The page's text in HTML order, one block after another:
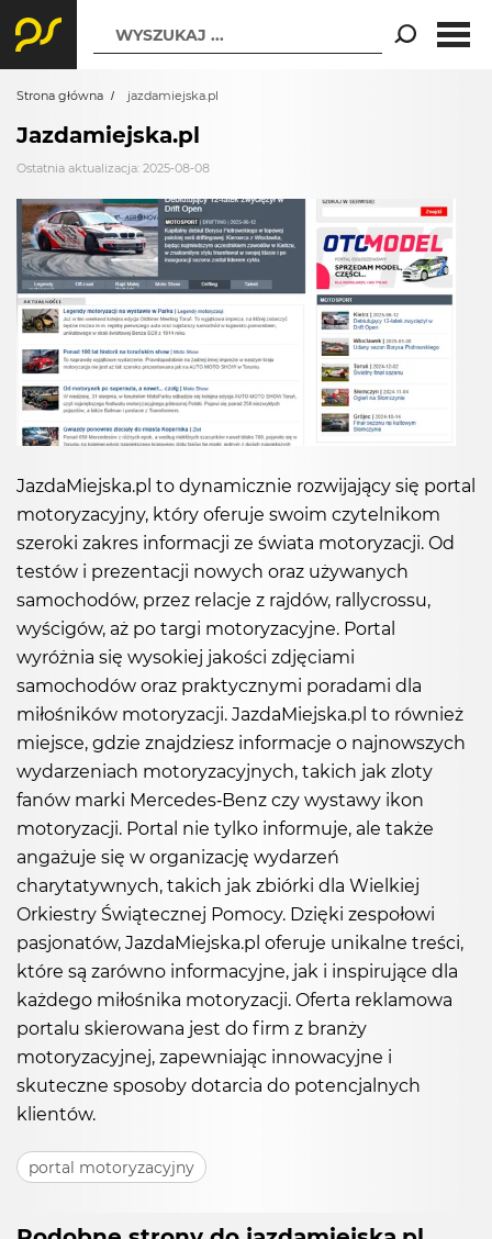
WYSZUKAJ ...
Strona główna jazdamiejska.pl
Jazdamiejska.pl
Ostatnia aktualizacja: 2025-08-08
JazdaMiejska.pl to dynamicznie rozwijający się portal
motoryzacyjny, który oferuje swoim czytelnikom
szeroki zakres informacji ze świata motoryzacji. Od
testów i prezentacji nowych oraz używanych
samochodów, przez relacje z rajdów, rallycrossu,
wyścigów, aż po targi motoryzacyjne. Portal
wyróżnia się wysokiej jakości zdjęciami
samochodów oraz praktycznymi poradami dla
miłośników motoryzacji. JazdaMiejska.pl to również
miejsce, gdzie znajdziesz informacje o najnowszych
wydarzeniach motoryzacyjnych, takich jak zloty
fanów marki Mercedes-Benz czy wystawy ikon
motoryzacji. Portal nie tylko informuje, ale także
angażuje się w organizację wydarzeń
charytatywnych, takich jak zbiórki dla Wielkiej
Orkiestry Świątecznej Pomocy. Dzięki zespołowi
pasjonatów, JazdaMiejska.pl oferuje unikalne treści,
które są zarówno informacyjne, jak i inspirujące dla
każdego miłośnika motoryzacji. Oferta reklamowa
portalu skierowana jest do firm z branży
motoryzacyjnej, zapewniając innowacyjne i
skuteczne sposoby dotarcia do potencjalnych
klientów.
portal motoryzacyjny